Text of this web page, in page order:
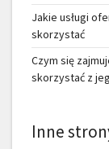
Jakie usługi
skorzystać
Czym się
skorzystać z
Inne